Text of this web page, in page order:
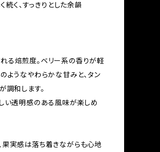
続く、すっきりとした余韻
る焙煎度。ベリー系の香りが軽
ようなやわらかな甘みと、タン
調和します。
い透明感のある風味が楽しめ
果実感は落ち着きながらも心地